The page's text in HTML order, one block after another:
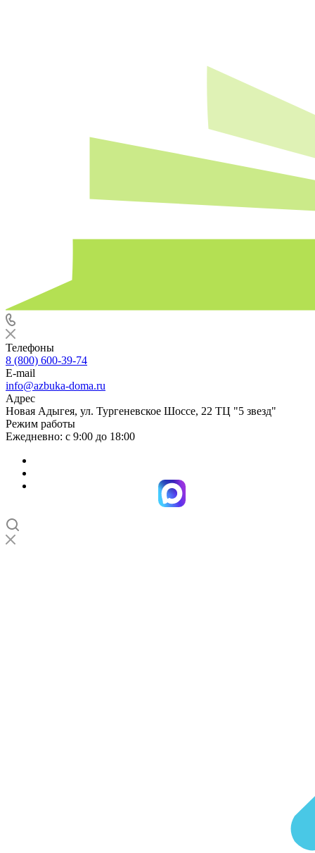
Телефоны
8 (800) 600-39-74
E-mail
info@azbuka-doma.ru
Адрес
Новая Адыгея, ул. Тургеневское Шоссе, 22 ТЦ "5 звезд"
Режим работы
Ежедневно: с 9:00 до 18:00